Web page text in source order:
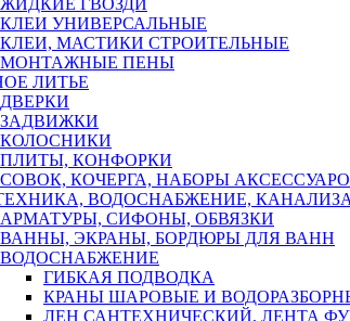
ЖИДКИЕ ГВОЗДИ
КЛЕИ УНИВЕРСАЛЬНЫЕ
КЛЕИ, МАСТИКИ СТРОИТЕЛЬНЫЕ
МОНТАЖНЫЕ ПЕНЫ
ЛИТЬЕ
ДВЕРКИ
ЗАДВИЖКИ
КОЛОСНИКИ
ПЛИТЫ, КОНФОРКИ
СОВОК, КОЧЕРГА, НАБОРЫ
ВОДОСНАБЖЕНИЕ,
АРМАТУРЫ, СИФОНЫ, ОБВЯЗКИ
ВАННЫ, ЭКРАНЫ, БОРДЮРЫ ДЛЯ ВАНН
ВОДОСНАБЖЕНИЕ
ГИБКАЯ ПОДВОДКА
КРАНЫ ШАРОВЫЕ И
ЛЕН САНТЕХНИЧЕСКИЙ, ЛЕНТА